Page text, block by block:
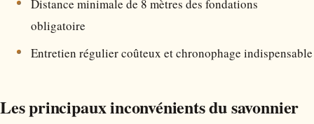
Distance minimale de 8 mètres des fondations
obligatoire
Entretien régulier coûteux et chronophage indispensable
Les principaux inconvénients du savonnier